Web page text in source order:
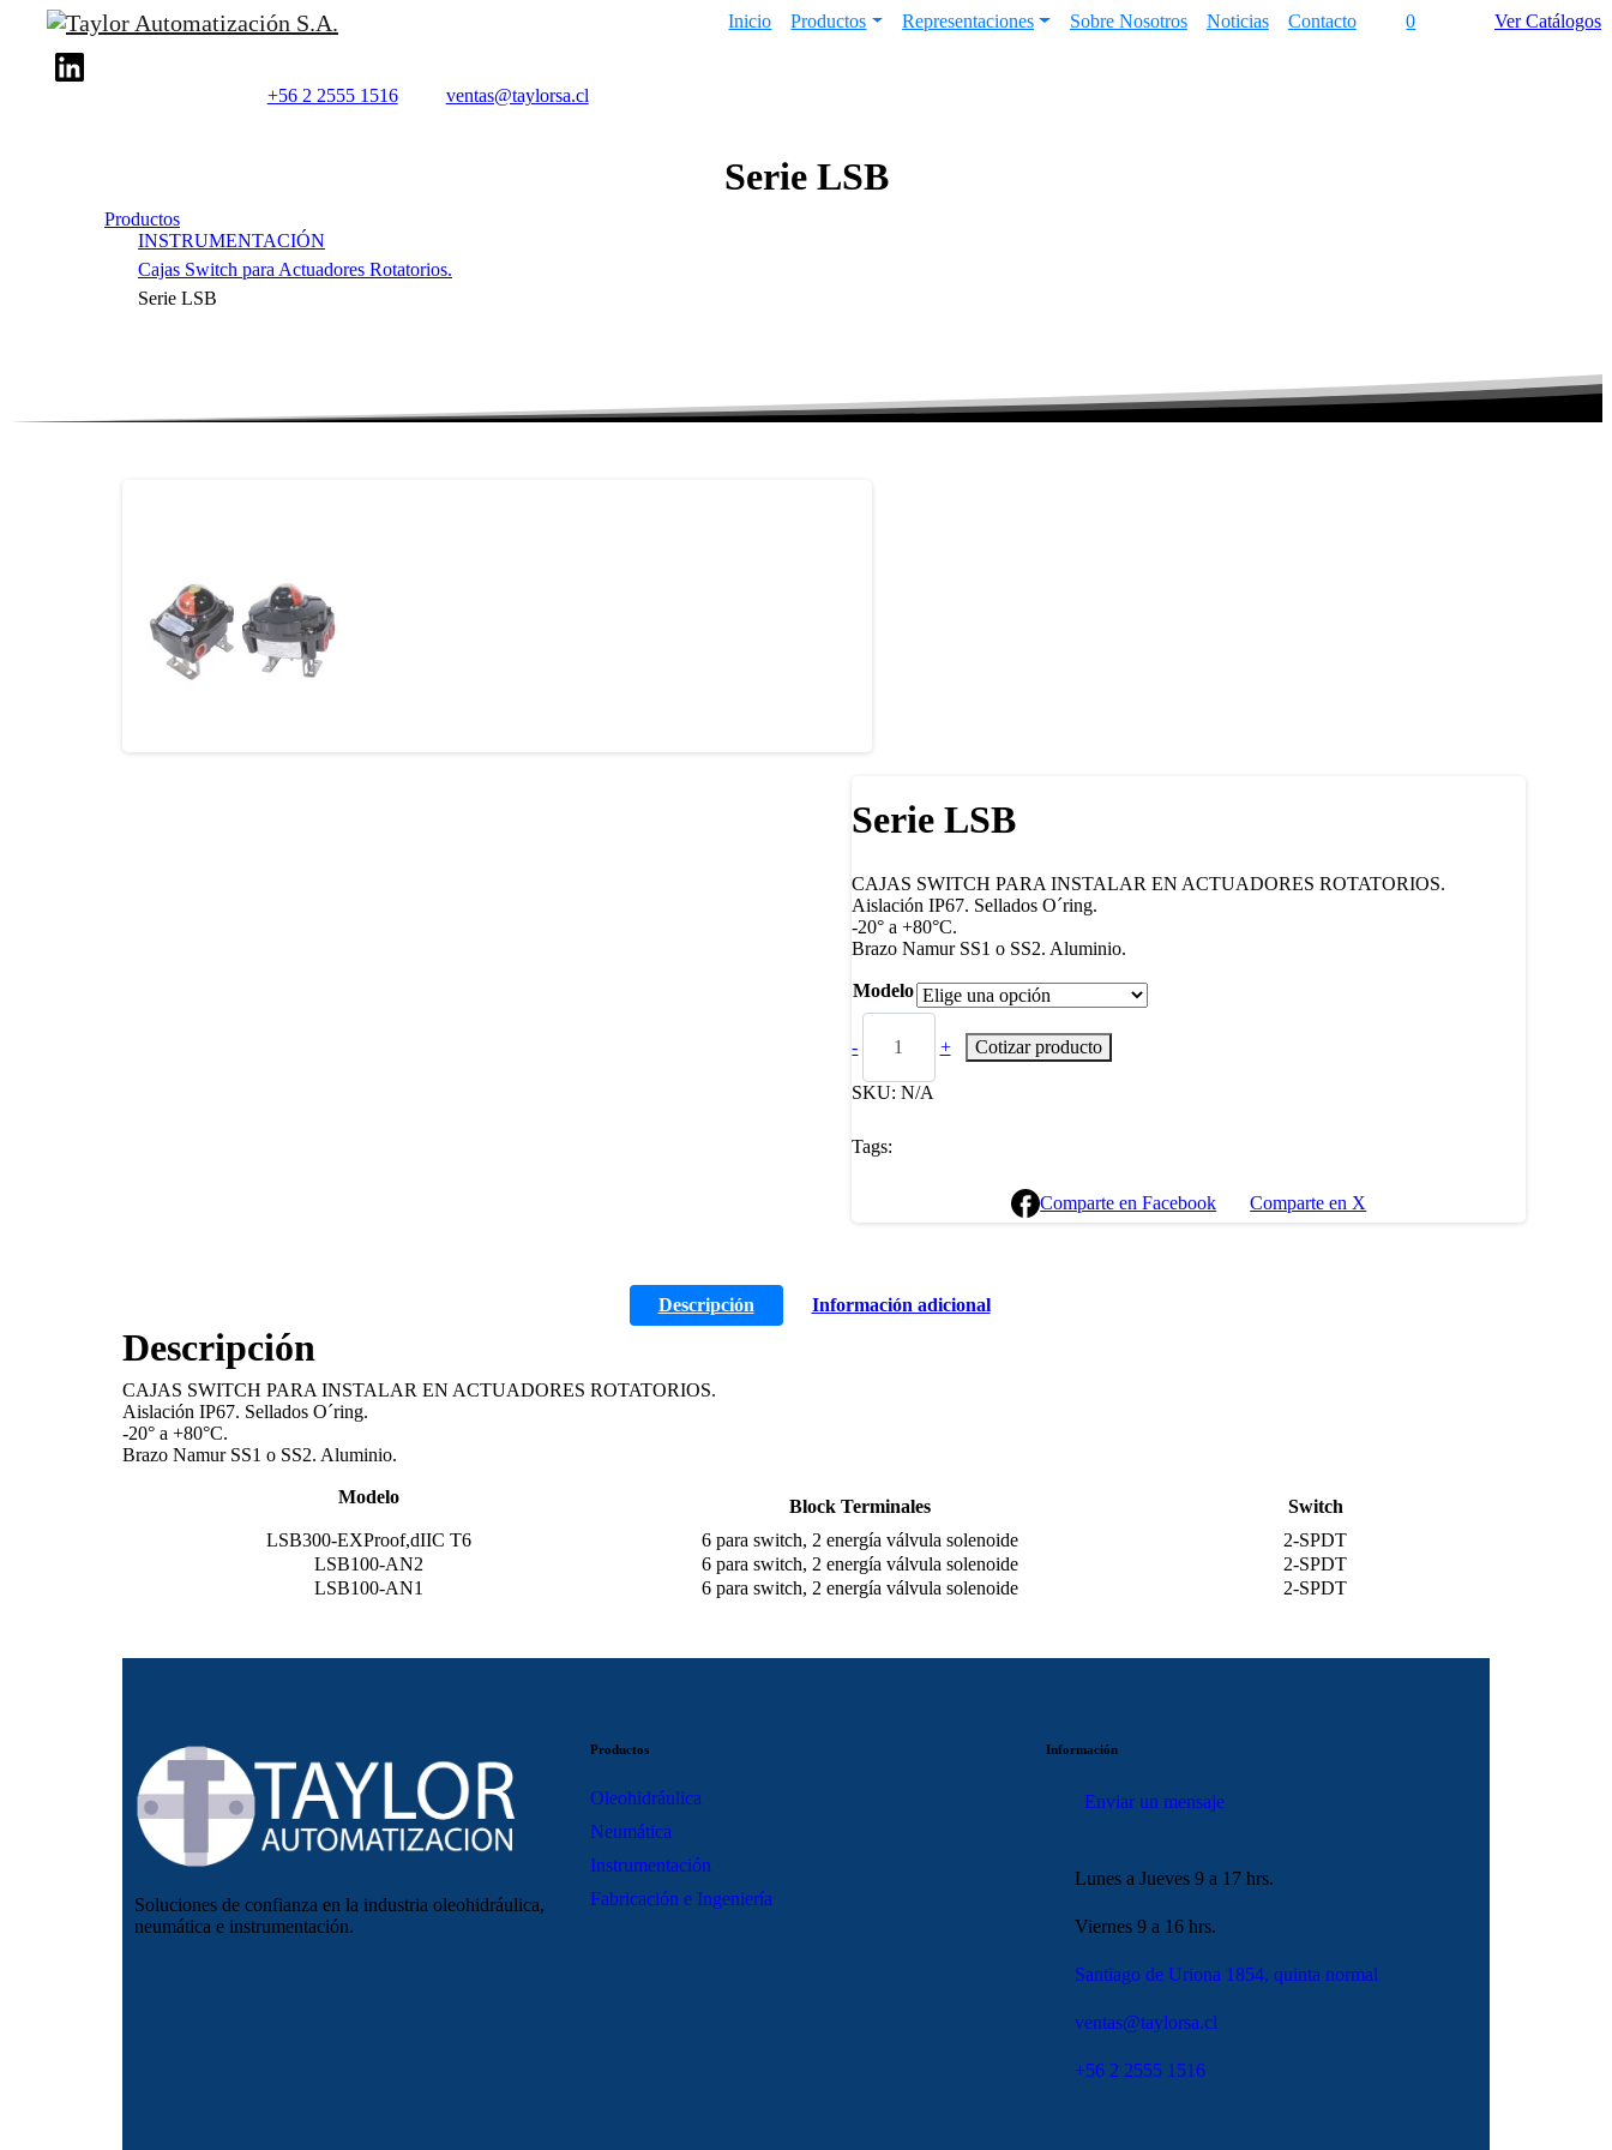
Inicio Productos Representaciones Sobre Nosotros Noticias Contacto 0 Ver Catálogos
+56 2 2555 1516 ventas@taylorsa.cl
Serie LSB
Productos
INSTRUMENTACIÓN
Cajas Switch para Actuadores Rotatorios.
Serie LSB
Serie LSB
CAJAS SWITCH PARA INSTALAR EN ACTUADORES ROTATORIOS.
Aislación IP67. Sellados O´ring.
-20° a +80°C.
Brazo Namur SS1 o SS2. Aluminio.
Modelo
- + Cotizar producto
SKU: N/A
Tags:
Comparte en Facebook Comparte en X
Descripción Información adicional
Descripción
CAJAS SWITCH PARA INSTALAR EN ACTUADORES ROTATORIOS.
Aislación IP67. Sellados O´ring.
-20° a +80°C.
Brazo Namur SS1 o SS2. Aluminio.
Modelo Block Terminales
Switch
LSB300-EXProof,dIIC T6
6 para switch, 2 energía válvula solenoide
2-SPDT
LSB100-AN2
6 para switch, 2 energía válvula solenoide
2-SPDT
LSB100-AN1
6 para switch, 2 energía válvula solenoide 2-SPDT
Soluciones de confianza en la industria oleohidráulica,
neumática e instrumentación.
Productos
Oleohidráulica
Neumática
Instrumentación
Fabricación e Ingeniería
Información
Enviar un mensaje
Lunes a Jueves 9 a 17 hrs.
Viernes 9 a 16 hrs.
Santiago de Uriona 1854, quinta normal
ventas@taylorsa.cl
+56 2 2555 1516